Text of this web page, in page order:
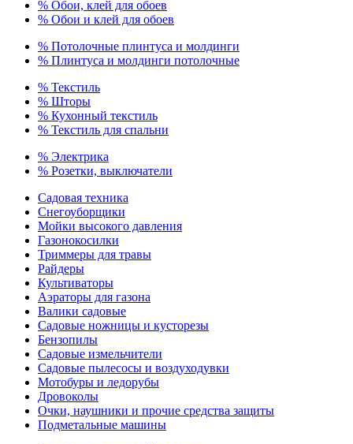
% Обои, клей для обоев
% Обои и клей для обоев
% Потолочные плинтуса и молдинги
% Плинтуса и молдинги потолочные
% Текстиль
% Шторы
% Кухонный текстиль
% Текстиль для спальни
% Электрика
% Розетки, выключатели
Садовая техника
Снегоуборщики
Мойки высокого давления
Газонокосилки
Триммеры для травы
Райдеры
Культиваторы
Аэраторы для газона
Валики садовые
Садовые ножницы и кусторезы
Бензопилы
Садовые измельчители
Садовые пылесосы и воздуходувки
Мотобуры и ледорубы
Дровоколы
Очки, наушники и прочие средства защиты
Подметальные машины